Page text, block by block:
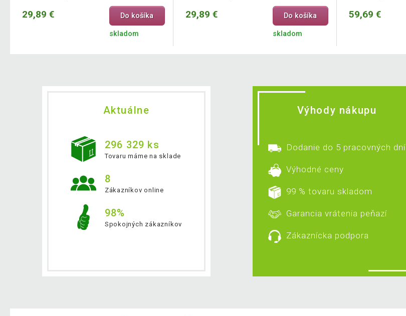
29,89 € Do košíka
skladom
29,89 € Do košíka
skladom
59,69 €
Aktuálne
296 329 ks
Tovaru máme na sklade
8
Zákazníkov online
98%
Spokojných zákazníkov
Výhody nákupu
Dodanie do 5 pracovných dní
Výhodné ceny
99 % tovaru skladom
Garancia vrátenia peňazí
Zákaznícka podpora